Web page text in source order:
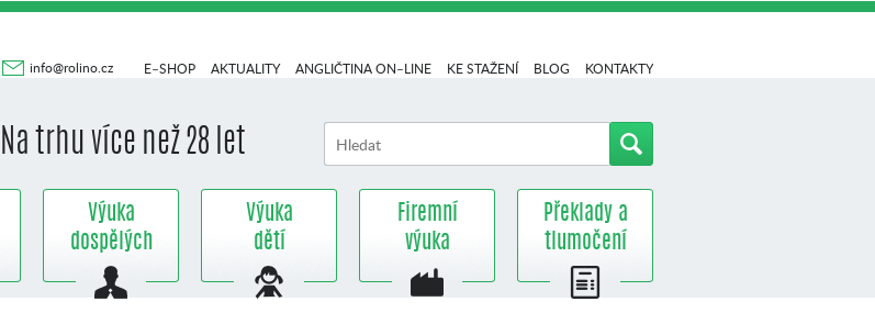
info@rolino.cz
Na trhu více než 28 let
E–SHOP AKTUALITY ANGLIČTINA ON–LINE KE STAŽENÍ BLOG KONTAKTY
Výuka
dospělých
Výuka
dětí
Firemní
výuka
Překlady a
tlumočení